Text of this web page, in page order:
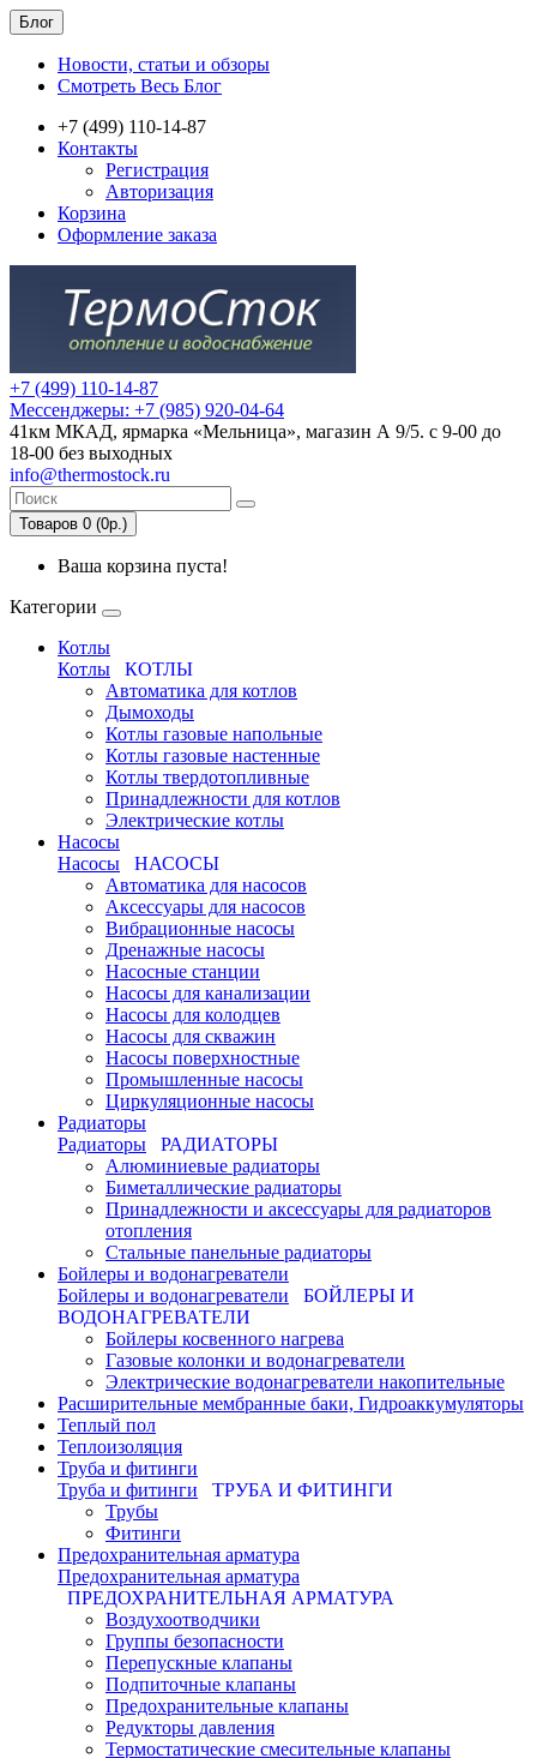
Блог
Новости, статьи и обзоры
Смотреть Весь Блог
+7 (499) 110-14-87
Контакты
Регистрация
Авторизация
Корзина
Оформление заказа
+7 (499) 110-14-87
Мессенджеры: +7 (985) 920-04-64
41км МКАД, ярмарка «Мельница», магазин А 9/5. с 9-00 до
18-00 без выходных
info@thermostock.ru
Товаров 0 (0р.)
Ваша корзина пуста!
Категории
Котлы
Котлы
КОТЛЫ
Автоматика для котлов
Дымоходы
Котлы газовые напольные
Котлы газовые настенные
Котлы твердотопливные
Принадлежности для котлов
Электрические котлы
Насосы
Насосы
НАСОСЫ
Автоматика для насосов
Аксессуары для насосов
Вибрационные насосы
Дренажные насосы
Насосные станции
Насосы для канализации
Насосы для колодцев
Насосы для скважин
Насосы поверхностные
Промышленные насосы
Циркуляционные насосы
Радиаторы
Радиаторы
РАДИАТОРЫ
Алюминиевые радиаторы
Биметаллические радиаторы
Принадлежности и аксессуары для радиаторов
отопления
Стальные панельные радиаторы
Бойлеры и водонагреватели
Бойлеры и водонагреватели
БОЙЛЕРЫ И
ВОДОНАГРЕВАТЕЛИ
Бойлеры косвенного нагрева
Газовые колонки и водонагреватели
Электрические водонагреватели накопительные
Расширительные мембранные баки, Гидроаккумуляторы
Теплый пол
Теплоизоляция
Труба и фитинги
Труба и фитинги
ТРУБА И ФИТИНГИ
Трубы
Фитинги
Предохранительная арматура
Предохранительная арматура
ПРЕДОХРАНИТЕЛЬНАЯ АРМАТУРА
Воздухоотводчики
Группы безопасности
Перепускные клапаны
Подпиточные клапаны
Предохранительные клапаны
Редукторы давления
Термостатические смесительные клапаны